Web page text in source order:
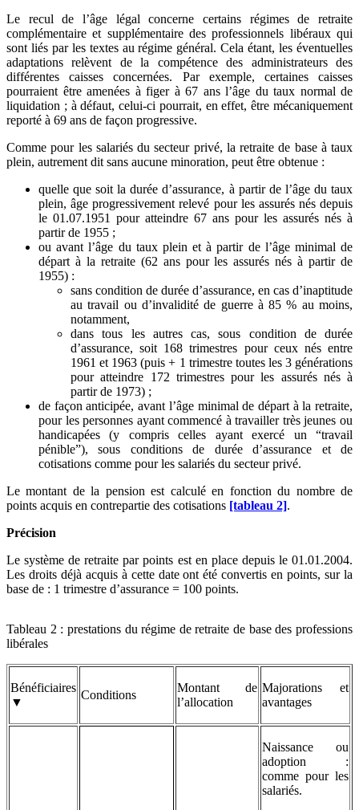
Le recul de l’âge légal concerne certains régimes de retraite
complémentaire et supplémentaire des professionnels libéraux qui
sont liés par les textes au régime général. Cela étant, les éventuelles
adaptations relèvent de la compétence des administrateurs des
différentes caisses concernées. Par exemple, certaines caisses
pourraient être amenées à figer à 67 ans l’âge du taux normal de
liquidation ; à défaut, celui-ci pourrait, en effet, être mécaniquement
reporté à 69 ans de façon progressive.
Comme pour les salariés du secteur privé, la retraite de base à taux
plein, autrement dit sans aucune minoration, peut être obtenue :
quelle que soit la durée d’assurance, à partir de l’âge du taux
plein, âge progressivement relevé pour les assurés nés depuis
le 01.07.1951 pour atteindre 67 ans pour les assurés nés à
partir de 1955 ;
ou avant l’âge du taux plein et à partir de l’âge minimal de
départ à la retraite (62 ans pour les assurés nés à partir de
1955) :
sans condition de durée d’assurance, en cas d’inaptitude
au travail ou d’invalidité de guerre à 85 % au moins,
notamment,
dans tous les autres cas, sous condition de durée
d’assurance, soit 168 trimestres pour ceux nés entre
1961 et 1963 (puis + 1 trimestre toutes les 3 générations
pour atteindre 172 trimestres pour les assurés nés à
partir de 1973) ;
de façon anticipée, avant l’âge minimal de départ à la retraite,
pour les personnes ayant commencé à travailler très jeunes ou
handicapées (y compris celles ayant exercé un “travail
pénible”), sous conditions de durée d’assurance et de
cotisations comme pour les salariés du secteur privé.
Le montant de la pension est calculé en fonction du nombre de
points acquis en contrepartie des cotisations [tableau 2].
Précision
Le système de retraite par points est en place depuis le 01.01.2004.
Les droits déjà acquis à cette date ont été convertis en points, sur la
base de : 1 trimestre d’assurance = 100 points.
Tableau 2 : prestations du régime de retraite de base des professions
libérales
Bénéficiaires
▼
Conditions
Montant de
l’allocation
Majorations et
avantages
Naissance ou
adoption :
comme pour les
salariés.